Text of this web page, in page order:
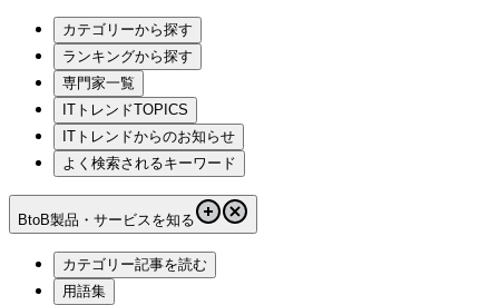
カテゴリーから探す
ランキングから探す
専門家一覧
ITトレンドTOPICS
ITトレンドからのお知らせ
よく検索されるキーワード
BtoB製品・サービスを知る
カテゴリー記事を読む
用語集